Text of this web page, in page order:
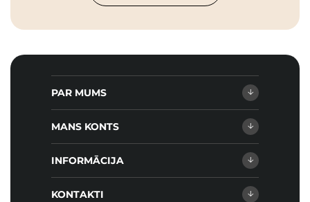
PAR MUMS
MANS KONTS
INFORMĀCIJA
KONTAKTI